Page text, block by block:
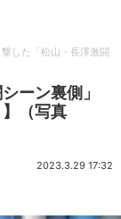
した「松山・長澤激闘
ーン裏側」
（写真
2023.3.29 17:32